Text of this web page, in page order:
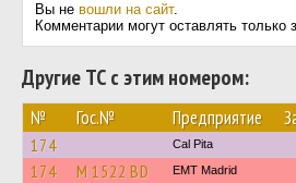
Вы не вошли на сайт.
Комментарии могут оставлять только
Другие ТС с этим номером:
№ Гос.№ Предприятие
174 Cal Pita
174 M 1522 BD EMT Madrid